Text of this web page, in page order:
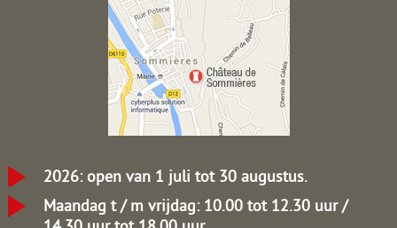
2026: open van 1 juli tot 30 augustus.
Maandag t / m vrijdag: 10.00 tot 12.30 uur /